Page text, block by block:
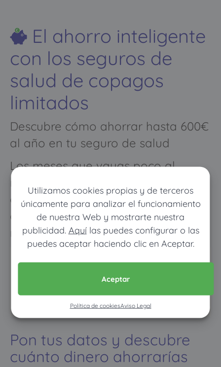
Utilizamos cookies propias y de terceros
únicamente para analizar el funcionamiento
de nuestra Web y mostrarte nuestra
publicidad. Aquílas puedes configurar o las
puedes aceptar haciendo clic en Aceptar.
Aceptar
Política de cookiesAviso Legal
El ahorro inteligente
con los seguros de
salud de copagos
limitados
Descubre cómo ahorrar hasta 600€
al año en tu seguro de salud
Los meses que vayas poco al
médico pagarás muy poco, y
cuando vayas mucho pagarás
como con un seguro médico
normal
Pon tus datos y descubre
cuánto dinero ahorrarías